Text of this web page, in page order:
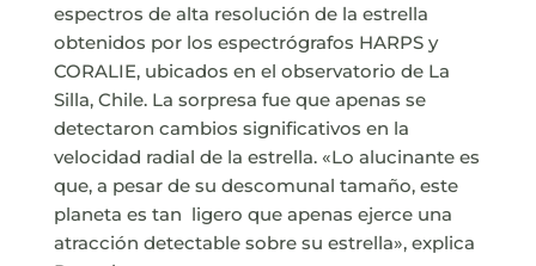
espectros de alta resolución de la estrella
obtenidos por los espectrógrafos HARPS y
CORALIE, ubicados en el observatorio de La
Silla, Chile. La sorpresa fue que apenas se
detectaron cambios significativos en la
velocidad radial de la estrella. «Lo alucinante es
que, a pesar de su descomunal tamaño, este
planeta es tan ligero que apenas ejerce una
atracción detectable sobre su estrella», explica